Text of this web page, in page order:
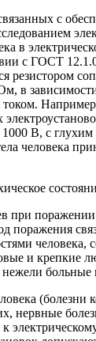
с
в
с ГОСТ
резистором
в
током.
В, с глухим
человека
при
поражения
человека,
и крепкие
нежели больные
(болезни
нервные